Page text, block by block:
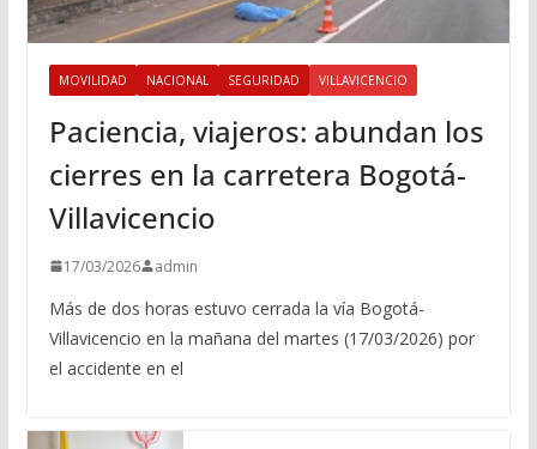
MOVILIDAD NACIONAL SEGURIDAD VILLAVICENCIO
Paciencia, viajeros: abundan los
cierres en la carretera Bogotá-
Villavicencio
17/03/2026 admin
Más de dos horas estuvo cerrada la vía Bogotá-
Villavicencio en la mañana del martes (17/03/2026) por
el accidente en el